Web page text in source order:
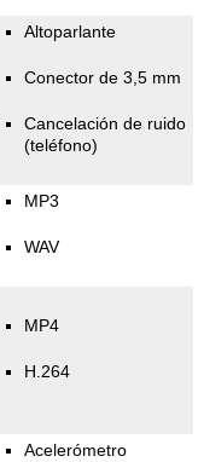
Altoparlante
Conector de 3,5 mm
Cancelación de ruido
(teléfono)
MP3
WAV
MP4
H.264
Acelerómetro